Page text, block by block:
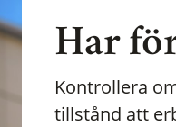
Har
Kontrollera
tillstånd att